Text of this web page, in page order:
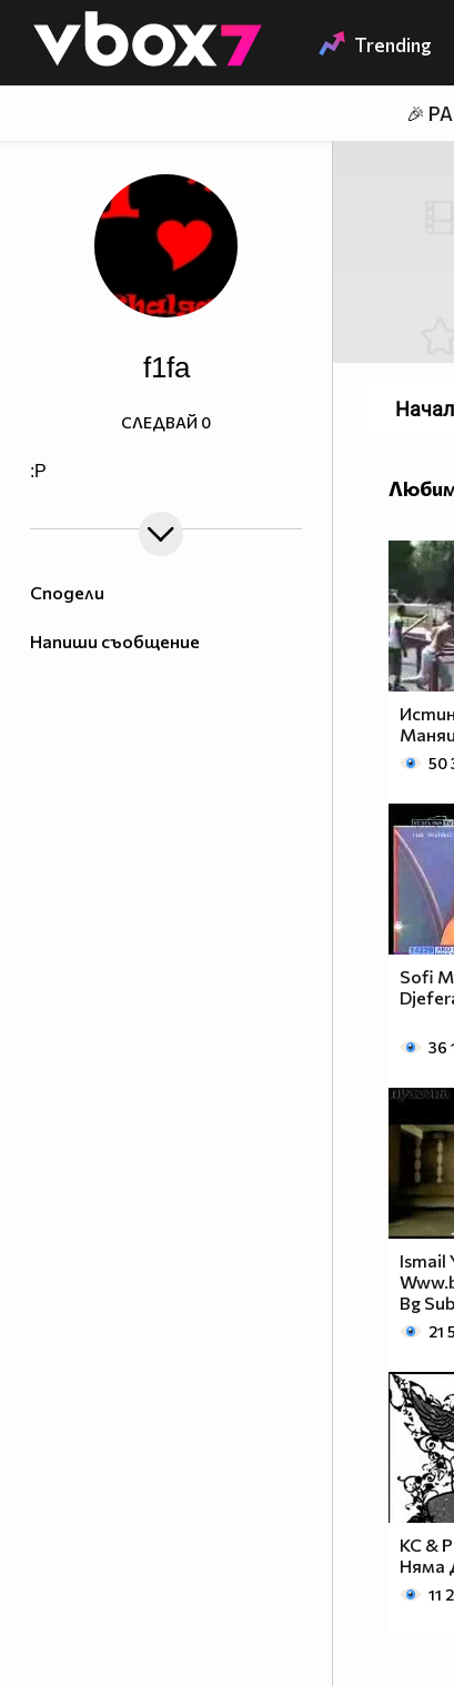
👾 Trending
🎉
Сподели
Напиши съобщение
f1fa
:P
СЛЕДВАЙ 0
50
Sofi
36
Ismail
Bg Sub
21
KC &
Няма
11